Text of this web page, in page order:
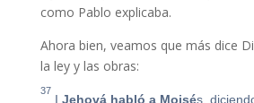
como Pablo explicaba.
Ahora bien, veamos que más dice
la ley y las obras:
37
I Jehová habló a Moisés,